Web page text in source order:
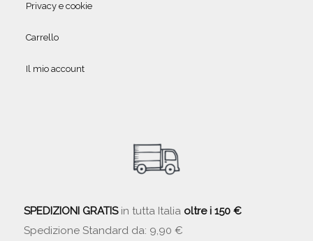
Privacy e cookie
Carrello
Il mio account
SPEDIZIONI GRATISin tutta Italia oltre i 150 €
Spedizione Standard da: 9,90 €